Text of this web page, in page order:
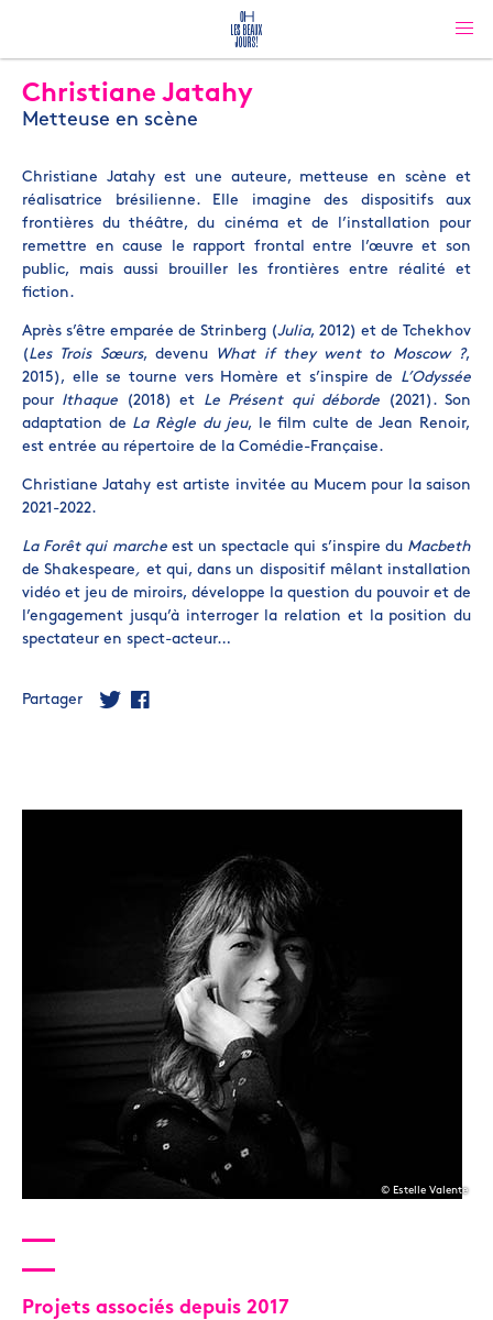
Christiane Jatahy
Metteuse en scène
Christiane Jatahy est une auteure, metteuse en scène et
réalisatrice brésilienne. Elle imagine des dispositifs aux
frontières du théâtre, du cinéma et de l’installation pour
remettre en cause le rapport frontal entre l’œuvre et son
public, mais aussi brouiller les frontières entre réalité et
fiction.
Après s’être emparée de Strinberg (Julia, 2012) et de Tchekhov
(Les Trois Sœurs, devenu What if they went to Moscow ?,
2015), elle se tourne vers Homère et s’inspire de L’Odyssée
pour Ithaque (2018) et Le Présent qui déborde (2021). Son
adaptation de La Règle du jeu, le film culte de Jean Renoir,
est entrée au répertoire de la Comédie-Française.
Christiane Jatahy est artiste invitée au Mucem pour la saison
2021-2022.
La Forêt qui marcheest un spectacle qui s’inspire du Macbeth
de Shakespeare, et qui, dans un dispositif mêlant installation
vidéo et jeu de miroirs, développe la question du pouvoir et de
l’engagement jusqu’à interroger la relation et la position du
spectateur en spect-acteur…
Partager
© Estelle Valente
Projets associés depuis 2017